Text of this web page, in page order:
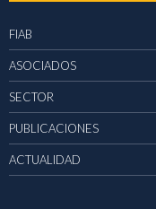
FIAB
ASOCIADOS
SECTOR
PUBLICACIONES
ACTUALIDAD